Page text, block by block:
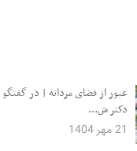
عبور از فضای مردانه | در گفتگو
دکتر ش...
21 مهر 1404